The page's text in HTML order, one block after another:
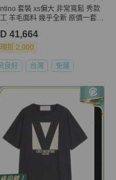
套裝 xs偏大 非常寬鬆 秀款
羊毛面料 幾乎全新 原價一套4
41,664
現折 2,000
良好 台灣 免運